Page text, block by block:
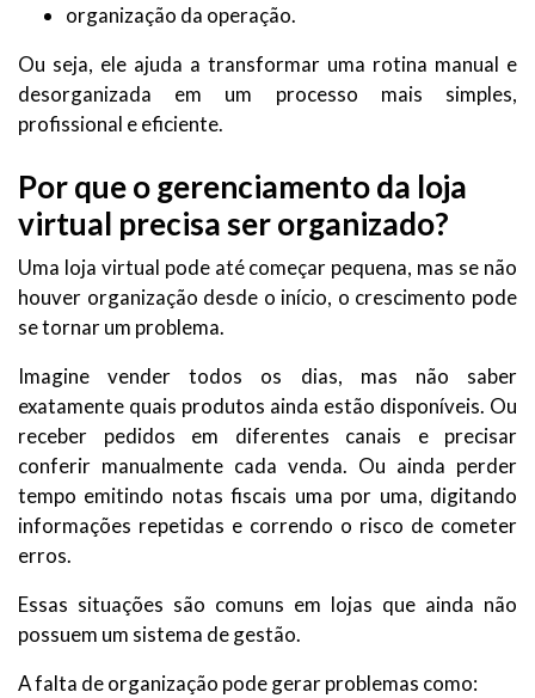
organização da operação.
Ou seja, ele ajuda a transformar uma rotina manual e
desorganizada em um processo mais simples,
profissional e eficiente.
Por que o gerenciamento da loja
virtual precisa ser organizado?
Uma loja virtual pode até começar pequena, mas se não
houver organização desde o início, o crescimento pode
se tornar um problema.
Imagine vender todos os dias, mas não saber
exatamente quais produtos ainda estão disponíveis. Ou
receber pedidos em diferentes canais e precisar
conferir manualmente cada venda. Ou ainda perder
tempo emitindo notas fiscais uma por uma, digitando
informações repetidas e correndo o risco de cometer
erros.
Essas situações são comuns em lojas que ainda não
possuem um sistema de gestão.
A falta de organização pode gerar problemas como: